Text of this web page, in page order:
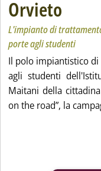
Orvieto
L'impianto di
porte agli studenti
Il polo impiantistico di
agli studenti
Maitani della
on the road”, la